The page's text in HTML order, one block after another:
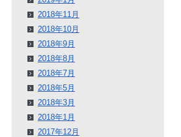
2018年11月
2018年10月
2018年9月
2018年8月
2018年7月
2018年5月
2018年3月
2018年1月
2017年12月